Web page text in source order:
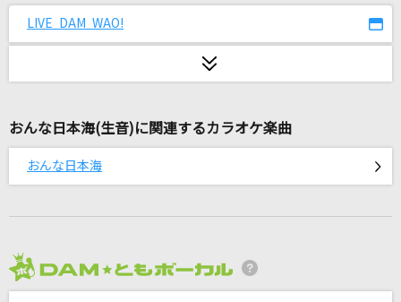
W/X/Y
セレナーデ
群青讃歌
Eve
雲と幽霊
[生音]シルエット
LIVE DAM WAO!
おんな日本海(生音)に関連するカラオケ楽曲
おんな日本海